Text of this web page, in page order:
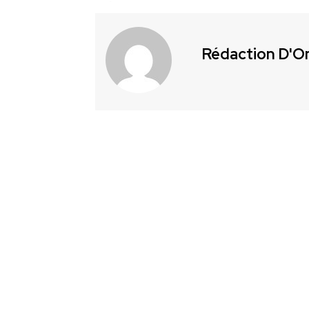
Rédaction